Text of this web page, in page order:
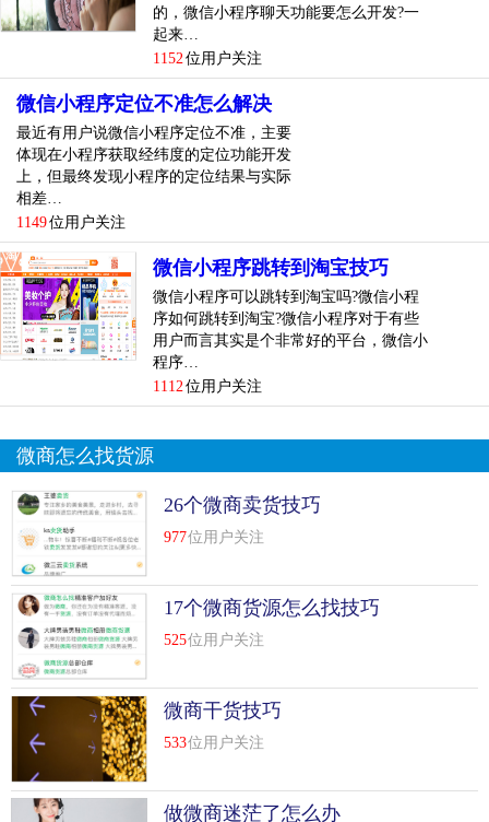
新手怎么做
现在什么样的行业能赚钱？
前段时间看过一句话，没有不赚钱的行业，只有不赚钱的公
司！
宝贝行业！你也知道，父母愿意为孩子花钱！而且小孩子的
找到这样的产品和大公司！如果实在不行，可以联系我
在淘宝开网店能赚钱吗？
信誉对淘宝来说很重要。你应该在论坛或者博客上多发表文
章，多回答别人提出的问题，这样你的页面浏览量会增加，
你拿到单单的几率会很大。
卖女装不错
网店还能赚钱吗卖什么？
开店相对简单
不需要什么技能，不用花钱也能开。不要被骗
有竞争，但有大市场。如果你真的想好好开车，请下定决
的，微信小程序聊天功能要怎么开发?一
起来…
1152 位用户关注
微信小程序定位不准怎么解决
最近有用户说微信小程序定位不准，主要
体现在小程序获取经纬度的定位功能开发
上，但最终发现小程序的定位结果与实际
相差…
1149位用户关注
微信小程序跳转到淘宝技巧
微信小程序可以跳转到淘宝吗?微信小程
序如何跳转到淘宝?微信小程序对于有些
用户而言其实是个非常好的平台，微信小
程序…
1112 位用户关注
微商怎么找货源
26个微商卖货技巧
977位用户关注
17个微商货源怎么找技巧
525位用户关注
微商干货技巧
533位用户关注
做微商迷茫了怎么办